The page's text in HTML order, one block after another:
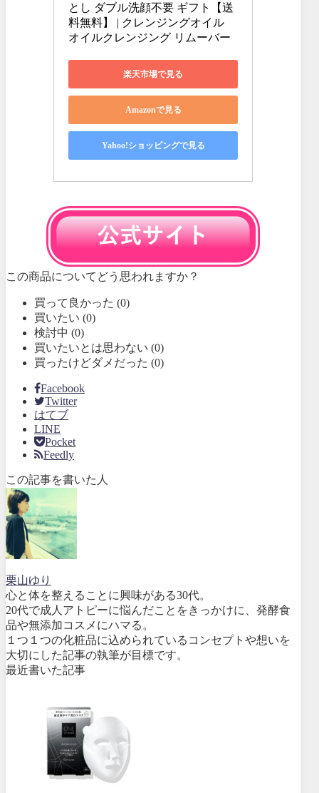
とし ダブル洗顔不要 ギフト【送
料無料】 | クレンジングオイル
オイルクレンジング リムーバー
楽天市場で見る
Amazonで見る
Yahoo!ショッピングで見る
この商品についてどう思われますか？
買って良かった (0)
買いたい (0)
検討中 (0)
買いたいとは思わない (0)
買ったけどダメだった (0)
Facebook
Twitter
はてブ
LINE
Pocket
Feedly
この記事を書いた人
栗山ゆり
心と体を整えることに興味がある30代。
20代で成人アトピーに悩んだことをきっかけに、発酵食
品や無添加コスメにハマる。
１つ１つの化粧品に込められているコンセプトや想いを
大切にした記事の執筆が目標です。
最近書いた記事